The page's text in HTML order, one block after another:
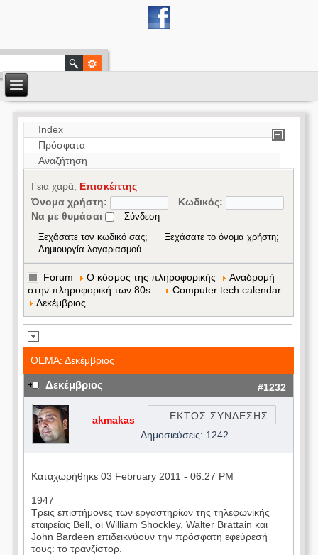
Index
Πρόσφατα
Αναζήτηση
Γεια χαρά, Επισκέπτης
Όνομα χρήστη:
Κωδικός:
Να με θυμάσαι
Ξεχάσατε τον κωδικό σας;
Ξεχάσατε το όνομα χρήστη;
Δημιουργία λογαριασμού
Forum Ο κόσμος της πληροφορικής
Αναδρομή
στην πληροφορική των 80s...
Computer tech calendar
Δεκέμβριος
ΘΕΜΑ: Δεκέμβριος
Δεκέμβριος #1232
akmakas
ΕΚΤΟΣ ΣΥΝΔΕΣΗΣ
Δημοσιεύσεις: 1242
Καταχωρήθηκε 03 February 2011 - 06:27 PM
1947
Τρεις επιστήμονες των εργαστηρίων της τηλεφωνικής
εταιρείας Bell, οι William Shockley, Walter Brattain και
John Bardeen επιδεικνύουν την πρόσφατη εφεύρεσή
τους: το τρανζίστορ.